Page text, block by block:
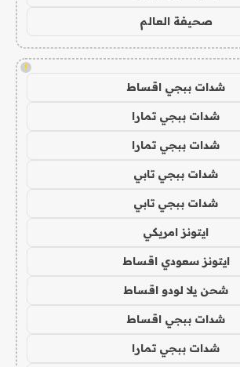
صحيفة العالم
!
شدات ببجي اقساط
شدات ببجي تمارا
شدات ببجي تمارا
شدات ببجي تابي
شدات ببجي تابي
ايتونز امريكي
ايتونز سعودي اقساط
شحن يلا لودو اقساط
شدات ببجي اقساط
شدات ببجي تمارا